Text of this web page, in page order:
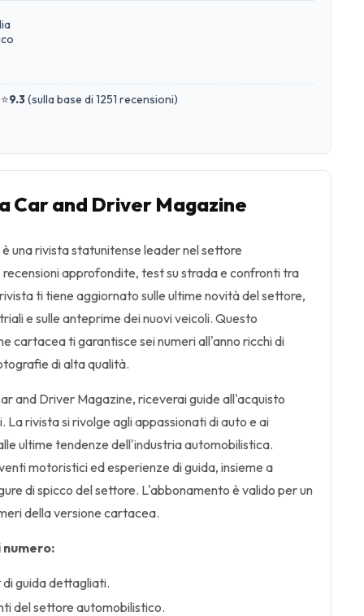
9.3(sulla base di 1251 recensioni)
Car and Driver Magazine
una rivista statunitense leader nel settore
approfondite, test su strada e confronti tra
ti tiene aggiornato sulle ultime novità del settore,
e sulle anteprime dei nuovi veicoli. Questo
cartacea ti garantisce sei numeri all'anno ricchi di
di alta qualità.
and Driver Magazine, riceverai guide all'acquisto
rivista si rivolge agli appassionati di auto e ai
ultime tendenze dell'industria automobilistica.
motoristici ed esperienze di guida, insieme a
di spicco del settore. L'abbonamento è valido per un
della versione cartacea.
numero:
guida dettagliati.
del settore automobilistico.